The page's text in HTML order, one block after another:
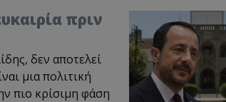
πριν
δεν αποτελεί
μια πολιτική
πιο κρίσιμη φάση